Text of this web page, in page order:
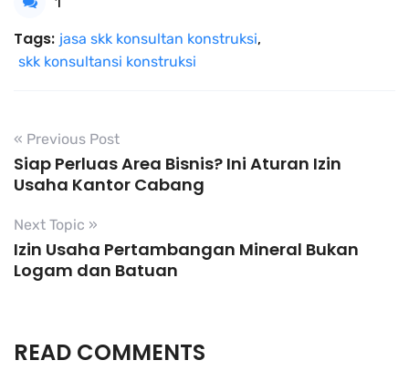
Tags: jasa skk konsultan konstruksi,
skk konsultansi konstruksi
« Previous Post
Siap Perluas Area Bisnis? Ini Aturan Izin
Usaha Kantor Cabang
Next Topic »
Izin Usaha Pertambangan Mineral Bukan
Logam dan Batuan
READ COMMENTS